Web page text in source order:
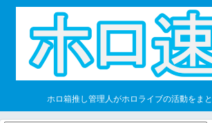
ホロ箱推し管理人がホロライブの活動をまと